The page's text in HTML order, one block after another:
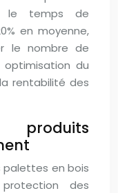
le temps de
en moyenne,
le nombre de
du
rentabilité des
produits
palettes en bois
des